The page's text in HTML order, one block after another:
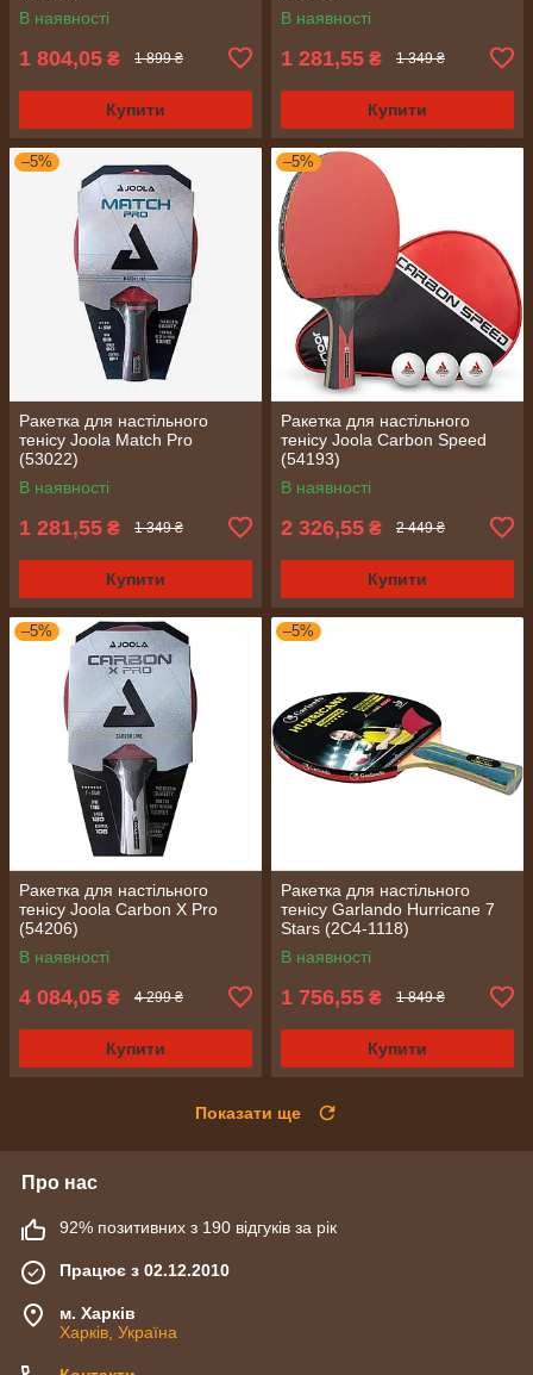
В наявності
1 804,05 ₴ 1 899 ₴
Купити
В наявності
1 281,55 ₴ 1 349 ₴
Купити
–5%
Ракетка для настільного
тенісу Joola Match Pro
(53022)
В наявності
1 281,55 ₴ 1 349 ₴
Купити
–5%
Ракетка для настільного
тенісу Joola Carbon Speed
(54193)
В наявності
2 326,55 ₴ 2 449 ₴
Купити
–5%
Ракетка для настільного
тенісу Joola Carbon X Pro
(54206)
В наявності
4 084,05 ₴ 4 299 ₴
Купити
–5%
Ракетка для настільного
тенісу Garlando Hurricane 7
Stars (2C4-1118)
В наявності
1 756,55 ₴ 1 849 ₴
Купити
Показати ще
Про нас
92% позитивних з 190 відгуків за рік
Працює з 02.12.2010
м. Харків
Харків, Україна